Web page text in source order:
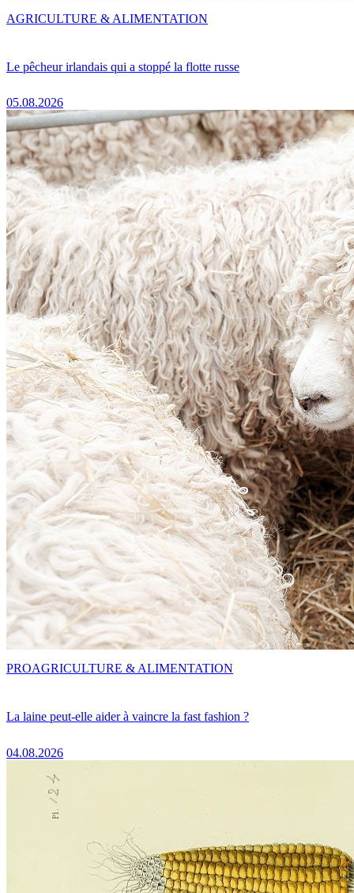
Le pêcheur irlandais qui a stoppé la flotte russe
05.08.2026
AGRICULTURE & ALIMENTATION
La laine peut-elle aider à vaincre la fast fashion ?
04.08.2026
PROAGRICULTURE & ALIMENTATION